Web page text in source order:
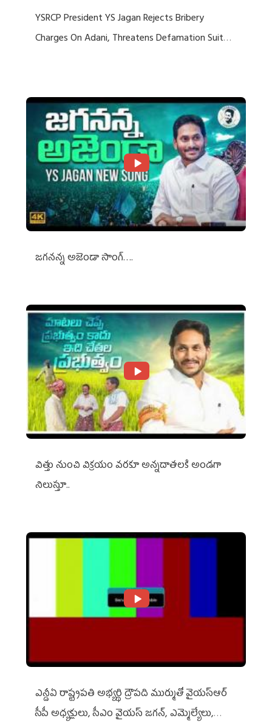
YSRCP President YS Jagan Rejects Bribery
Charges On Adani, Threatens Defamation Suit
జగనన్న అజెండా సాంగ్….
విత్తు నుంచి విక్రయం వరకూ అన్నదాతలకి అండగా
నిలుస్తూ..
ఎన్డీఏ రాష్ట్ర‌ప‌తి అభ్య‌ర్థి ద్రౌప‌ది ముర్ముతో వైయ‌స్ఆర్
సీపీ అధ్య‌క్షులు, సీఎం వైయ‌స్ జ‌గ‌న్, ఎమ్మెల్యేలు,